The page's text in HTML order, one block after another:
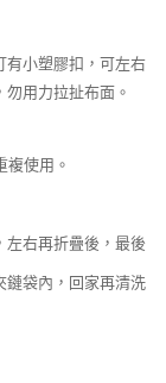
有小塑膠扣 ，可左右
用力拉扯布面。
使用。
左右再折疊後，最後
鏈袋內，回家再清洗